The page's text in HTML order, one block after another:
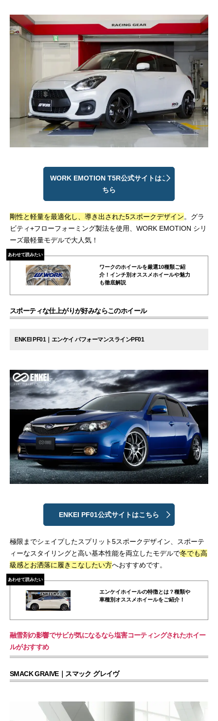
WORK EMOTION T5R公式サイトはこ
ちら
剛性と軽量を最適化し、導き出された5スポークデザイン。グラ
ビティ+フローフォーミング製法を使用、WORK EMOTION シリ
ーズ最軽量モデルで大人気！
あわせて読みたい
ワークのホイールを厳選10種類ご紹
介！インチ別オススメホイールや魅力
も徹底解説
スポーティな仕上がりが好みならこのホイール
ENKEI PF01｜エンケイ パフォーマンスラインPF01
ENKEI PF01公式サイトはこちら
極限までシェイプしたスプリット5スポークデザイン、スポーテ
ィーなスタイリングと高い基本性能を両立したモデルで冬でも高
級感とお洒落に履きこなしたい方へおすすめです。
あわせて読みたい
エンケイホイールの特徴とは？種類や
車種別オススメホイールをご紹介！
融雪剤の影響でサビが気になるなら塩害コーティングされたホイー
ルがおすすめ
SMACK GRAIVE｜スマック グレイヴ